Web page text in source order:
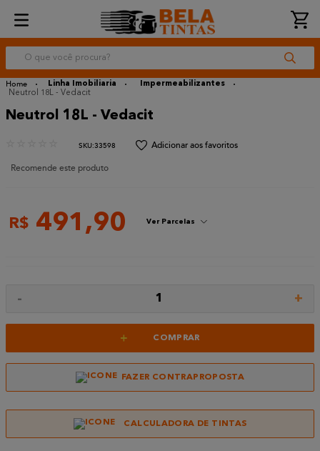
O que você procura?
Linha Imobiliaria
Impermeabilizantes
Neutrol 18L - Vedacit
Neutrol 18L - Vedacit
:33598
Recomende este produto
R$ 491 ,90 Ver Parcelas
- 1 +
+ COMPRAR
FAZER CONTRAPROPOSTA
CALCULADORA DE TINTAS